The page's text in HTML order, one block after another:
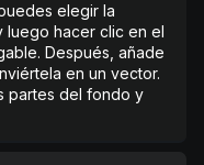
elegir la
luego hacer clic en el
Después, añade
en un vector.
partes del fondo y